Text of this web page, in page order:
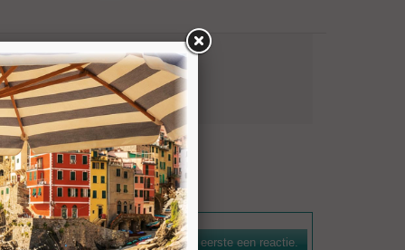
De boorkroon is voorzien van een
spoelwerking. De bezettingshoogte bedraagt 7
Schrijf als eerste een reactie.